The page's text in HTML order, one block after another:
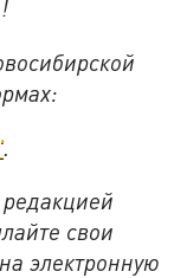
.
свои
электронную